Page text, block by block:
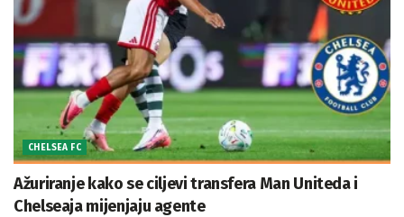
CHELSEA FC
Ažuriranje kako se ciljevi transfera Man Uniteda i
Chelseaja mijenjaju agente